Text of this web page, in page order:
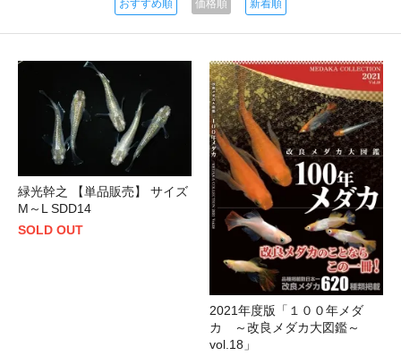
おすすめ順 価格順 新着順
緑光幹之 【単品販売】 サイズ
M～L SDD14
SOLD OUT
2021年度版「１００年メダ
カ ～改良メダカ大図鑑～
vol.18」